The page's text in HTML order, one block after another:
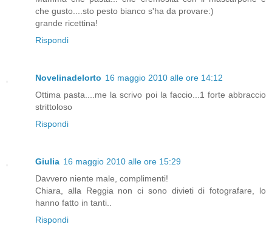
che gusto....sto pesto bianco s'ha da provare:)
grande ricettina!
Rispondi
Novelinadelorto 16 maggio 2010 alle ore 14:12
Ottima pasta....me la scrivo poi la faccio...1 forte abbraccio
strittoloso
Rispondi
Giulia 16 maggio 2010 alle ore 15:29
Davvero niente male, complimenti!
Chiara, alla Reggia non ci sono divieti di fotografare, lo
hanno fatto in tanti..
Rispondi